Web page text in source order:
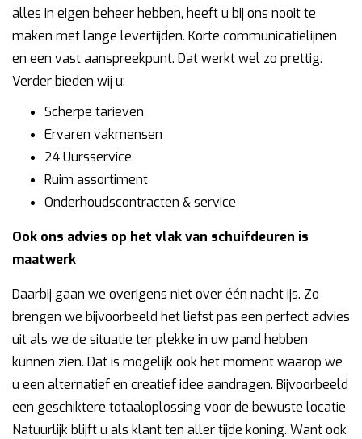
alles in eigen beheer hebben, heeft u bij ons nooit te
maken met lange levertijden. Korte communicatielijnen
en een vast aanspreekpunt. Dat werkt wel zo prettig.
Verder bieden wij u:
Scherpe tarieven
Ervaren vakmensen
24 Uursservice
Ruim assortiment
Onderhoudscontracten & service
Ook ons advies op het vlak van schuifdeuren is
maatwerk
Daarbij gaan we overigens niet over één nacht ijs. Zo
brengen we bijvoorbeeld het liefst pas een perfect advies
uit als we de situatie ter plekke in uw pand hebben
kunnen zien. Dat is mogelijk ook het moment waarop we
u een alternatief en creatief idee aandragen. Bijvoorbeeld
een geschiktere totaaloplossing voor de bewuste locatie
Natuurlijk blijft u als klant ten aller tijde koning. Want ook